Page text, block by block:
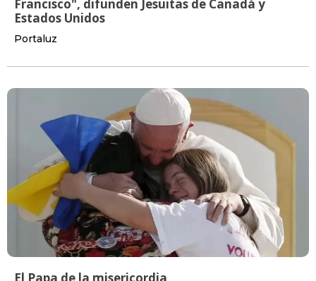
Francisco", difunden Jesuitas de Canadá y
Estados Unidos
Portaluz